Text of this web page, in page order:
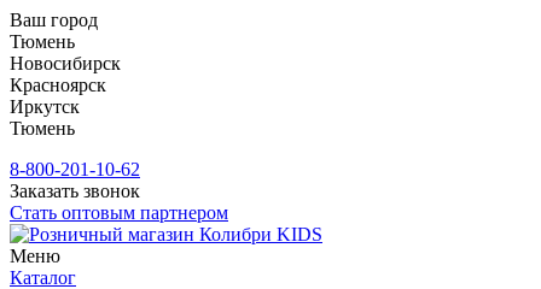
Ваш город
Тюмень
Новосибирск
Красноярск
Иркутск
Тюмень
8-800-201-10-62
Заказать звонок
Стать оптовым партнером
Меню
Каталог